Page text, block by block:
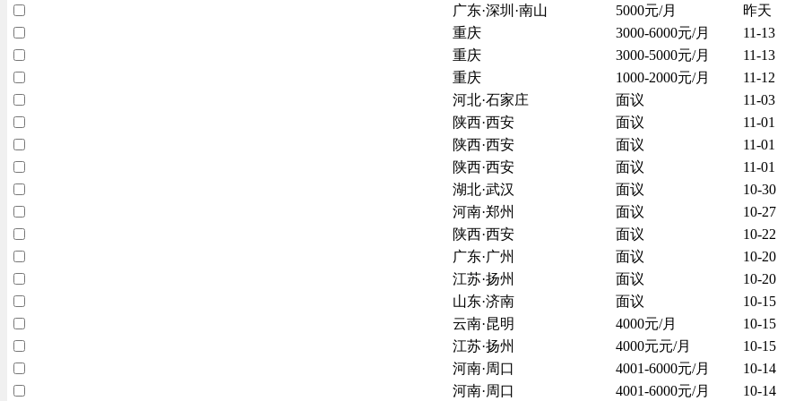
广东·深圳·南山
5000元/月
昨天
重庆
3000-6000元/月
11-13
重庆
3000-5000元/月
11-13
重庆
1000-2000元/月
11-12
河北·石家庄
面议
11-03
陕西·西安
面议
11-01
陕西·西安
面议
11-01
陕西·西安
面议
11-01
湖北·武汉
面议
10-30
河南·郑州
面议
10-27
陕西·西安
面议
10-22
广东·广州
面议
10-20
江苏·扬州
面议
10-20
山东·济南
面议
10-15
云南·昆明
4000元/月
10-15
江苏·扬州
4000元元/月
10-15
河南·周口
4001-6000元/月
10-14
河南·周口
4001-6000元/月 10-14